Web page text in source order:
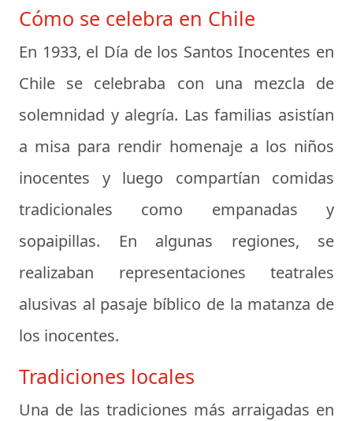
Cómo se celebra en Chile
En 1933, el Día de los Santos Inocentes en
Chile se celebraba con una mezcla de
solemnidad y alegría. Las familias asistían
a misa para rendir homenaje a los niños
inocentes y luego compartían comidas
tradicionales como empanadas y
sopaipillas. En algunas regiones, se
realizaban representaciones teatrales
alusivas al pasaje bíblico de la matanza de
los inocentes.
Tradiciones locales
Una de las tradiciones más arraigadas en